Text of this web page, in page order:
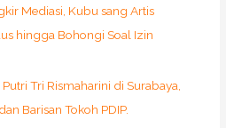
Mediasi, Kubu sang Artis
hingga Bohongi Soal Izin
Tri Rismaharini di Surabaya,
Barisan Tokoh PDIP.